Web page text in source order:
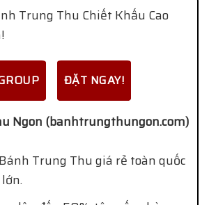
Trung Thu Chiết Khấu Cao
ĐẶT NGAY!
Ngon (banhtrungthungon.com)
Trung Thu giá rẻ toàn quốc